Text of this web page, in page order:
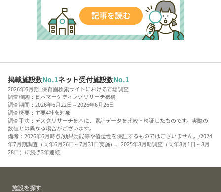
掲載施設数No.1ネット受付施設数No.1
2026年6月期_保育園検索サイトにおける市場調査
調査機関：日本マーケティングリサーチ機構
調査期間：2026年6月22日～2026年6月26日
調査概要：主要4社を対象
調査手法：デスクリサーチを基に、累計データを比較・検証したものです。実際の
数値とは異なる場合がございます。
備考：2026年6月時点/効果効能等や優位性を保証するものではございません。/2024
年7月期調査（同年6月26日～7月31日実施）、2025年8月期調査（同年8月1日～8月
28日）に続き3年連続
施設を探す